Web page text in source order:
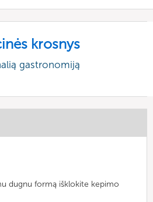
krosnys
gastronomiją
dugnu formą išklokite kepimo